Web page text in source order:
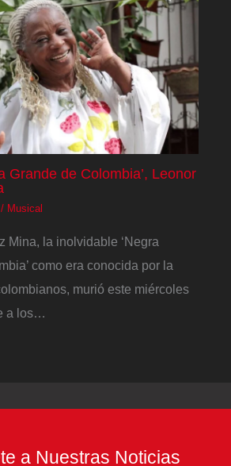
Grande de Colombia’, Leonor
/ Musical
Mina, la inolvidable ‘Negra
como era conocida por la
murió este miércoles
a los…
a Nuestras Noticias